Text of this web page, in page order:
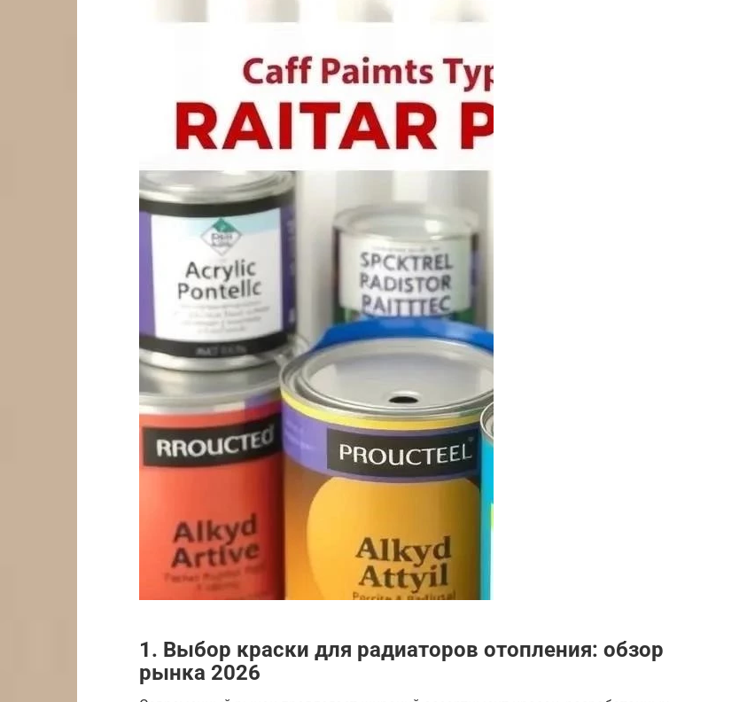
1. Выбор краски для радиаторов отопления: обзор
рынка 2026